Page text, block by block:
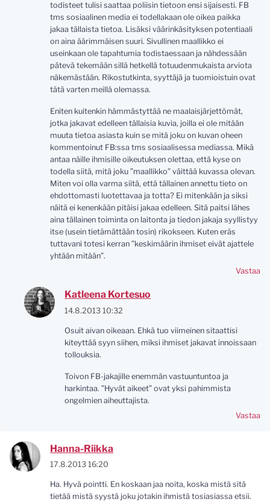
todisteet tulisi saattaa poliisin tietoon ensi sijaisesti. FB
tms sosiaalinen media ei todellakaan ole oikea paikka
jakaa tällaista tietoa. Lisäksi väärinkäsityksen potentiaali
on aina äärimmäisen suuri. Sivullinen maallikko ei
useinkaan ole tapahtumia todistaessaan ja nähdessään
pätevä tekemään sillä hetkellä totuudenmukaista arviota
näkemästään. Rikostutkinta, syyttäjä ja tuomioistuin ovat
tätä varten meillä olemassa.
Eniten kuitenkin hämmästyttää ne maalaisjärjettömät,
jotka jakavat edelleen tällaisia kuvia, joilla ei ole mitään
muuta tietoa asiasta kuin se mitä joku on kuvan oheen
kommentoinut FB:ssa tms sosiaalisessa mediassa. Mikä
antaa näille ihmisille oikeutuksen olettaa, että kyse on
todella siitä, mitä joku ”maallikko” väittää kuvassa olevan.
Miten voi olla varma siitä, että tällainen annettu tieto on
ehdottomasti luotettavaa ja totta? Ei mitenkään ja siksi
näitä ei kenenkään pitäisi jakaa edelleen. Sitä paitsi lähes
aina tällainen toiminta on laitonta ja tiedon jakaja syyllistyy
itse (usein tietämättään tosin) rikokseen. Kuten eräs
tuttavani totesi kerran ”keskimäärin ihmiset eivät ajattele
yhtään mitään”.
Vastaa
Katleena Kortesuo
14.8.2013 10:32
Osuit aivan oikeaan. Ehkä tuo viimeinen sitaattisi
kiteyttää syyn siihen, miksi ihmiset jakavat innoissaan
tollouksia.
Toivon FB-jakajille enemmän vastuuntuntoa ja
harkintaa. ”Hyvät aikeet” ovat yksi pahimmista
ongelmien aiheuttajista.
Vastaa
Hanna-Riikka
17.8.2013 16:20
Ha. Hyvä pointti. En koskaan jaa noita, koska mistä sitä
tietää mistä syystä joku jotakin ihmistä tosiasiassa etsii.